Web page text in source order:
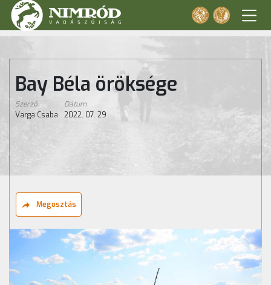
Bay Béla öröksége
Szerző
Varga Csaba
Dátum
2022. 07. 29
Megosztás